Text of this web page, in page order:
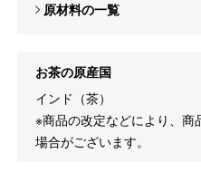
原材料の一覧
お茶の原産国
インド（茶）
※商品の改定などにより、商
場合がございます。